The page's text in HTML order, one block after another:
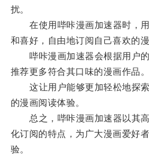
扰。
在使用哔咔漫画加速器时，用
和喜好，自由地订阅自己喜欢的
哔咔漫画加速器会根据用户的
推荐更多符合其口味的漫画作品。
这让用户能够更加轻松地探索
的漫画阅读体验。
总之，哔咔漫画加速器以其高
化订阅的特点，为广大漫画爱好
验。